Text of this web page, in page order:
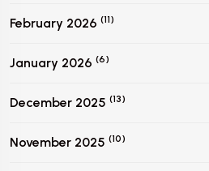
February 2026 (11)
January 2026 (6)
December 2025 (13)
November 2025 (10)